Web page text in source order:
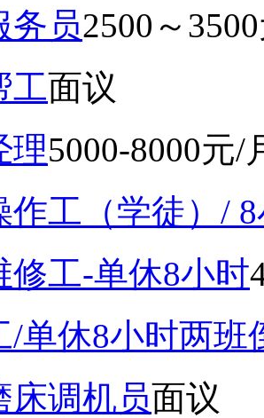
务员2500～
工面议
理5000-8000元/
作工（学徒）/
修工-单休8小时
/单休8小时两班
床调机员面议